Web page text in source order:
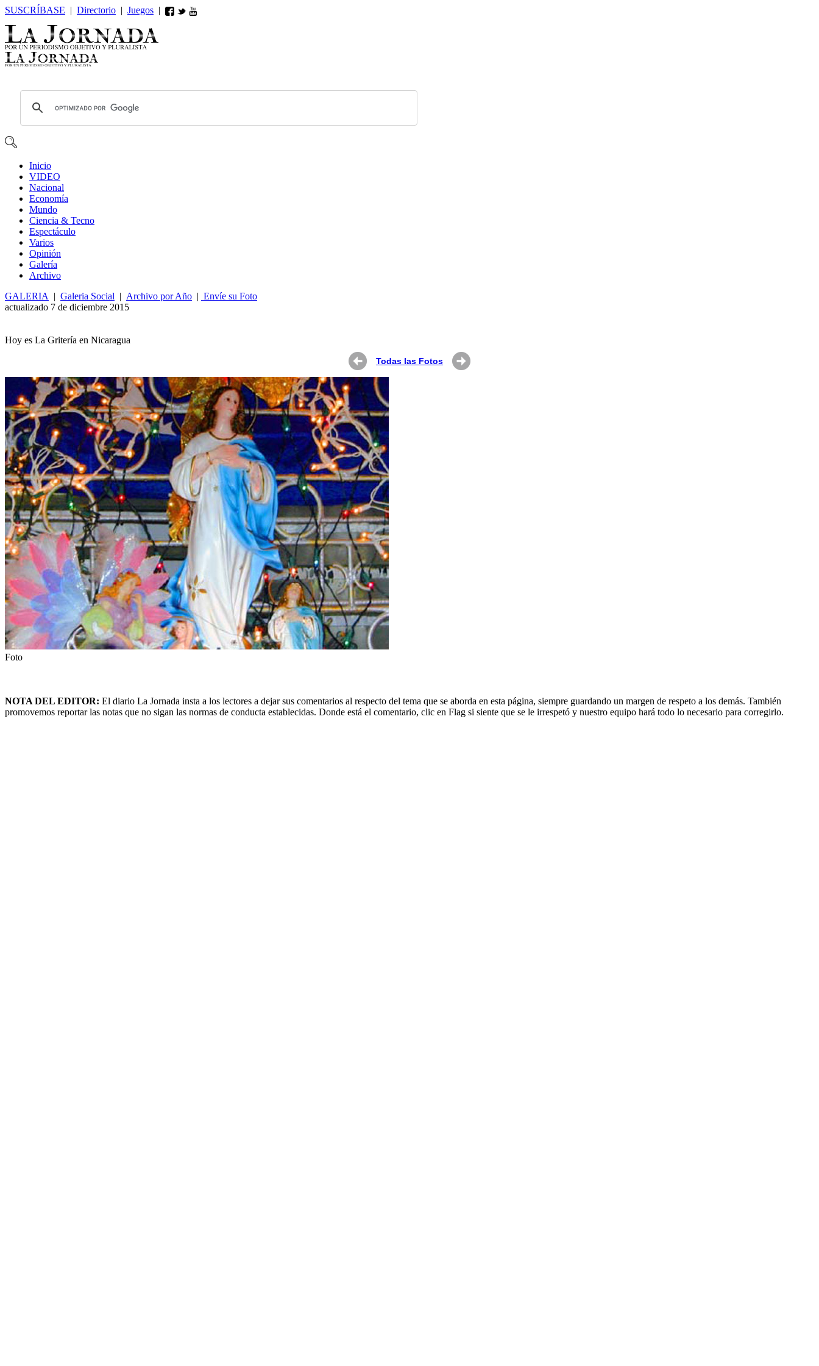
SUSCRÍBASE | Directorio | Juegos |
Inicio
VIDEO
Nacional
Economía
Mundo
Ciencia & Tecno
Espectáculo
Varios
Opinión
Galería
Archivo
GALERIA
| Galeria Social | Archivo por Año | Envíe su Foto
actualizado 7 de diciembre 2015
Hoy es La Gritería en Nicaragua
Todas las Fotos
Foto
NOTA DEL EDITOR: El diario La Jornada insta a los lectores a dejar sus comentarios al respecto del tema que se aborda en esta página, siempre guardando un margen de respeto a los demás. También
promovemos reportar las notas que no sigan las normas de conducta establecidas. Donde está el comentario, clic en Flag si siente que se le irrespetó y nuestro equipo hará todo lo necesario para corregirlo.